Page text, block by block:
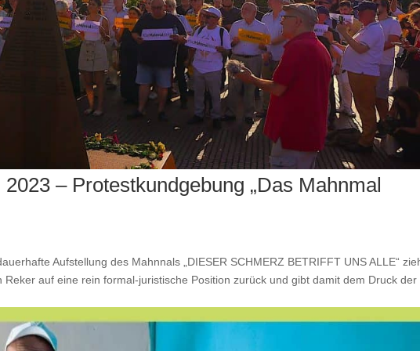
– Protestkundgebung „Das Mahnmal
Aufstellung des Mahnnals „DIESER SCHMERZ BETRIFFT UNS ALLE“
auf eine rein formal-juristische Position zurück und gibt damit dem Druck der